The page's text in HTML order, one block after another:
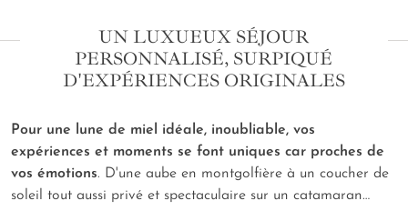
UN LUXUEUX SÉJOUR
PERSONNALISÉ, SURPIQUÉ
D'EXPÉRIENCES ORIGINALES
Pour une lune de miel idéale, inoubliable, vos
expériences et moments se font uniques car proches de
vos émotions. D'une aube en montgolfière à un coucher de
soleil tout aussi privé et spectaculaire sur un catamaran…